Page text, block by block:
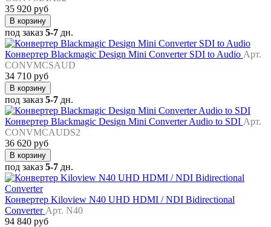
35 920 руб
В корзину
под заказ 5-7 дн.
Конвертер Blackmagic Design Mini Converter SDI to Audio Арт.
CONVMCSAUD
34 710 руб
В корзину
под заказ 5-7 дн.
Конвертер Blackmagic Design Mini Converter Audio to SDI Арт.
CONVMCAUDS2
36 620 руб
В корзину
под заказ 5-7 дн.
Конвертер Kiloview N40 UHD HDMI / NDI Bidirectional
Converter Арт. N40
94 840 руб